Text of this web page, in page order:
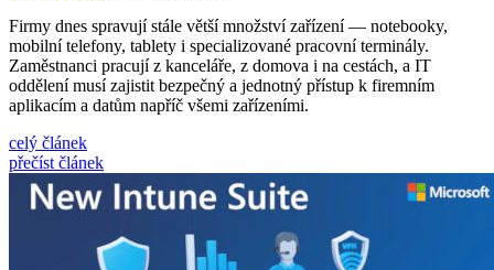
Firmy dnes spravují stále větší množství zařízení — notebooky,
mobilní telefony, tablety i specializované pracovní terminály.
Zaměstnanci pracují z kanceláře, z domova i na cestách, a IT
oddělení musí zajistit bezpečný a jednotný přístup k firemním
aplikacím a datům napříč všemi zařízeními.
celý článek
přečíst článek